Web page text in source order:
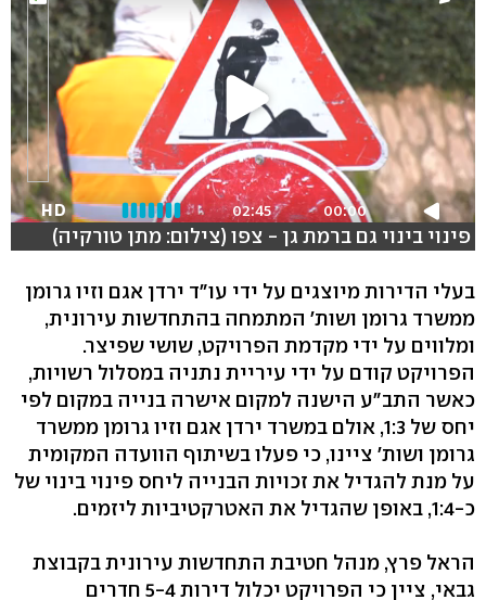
00:00
02:45
HD
פינוי בינוי גם ברמת גן - צפו (צילום: מתן טורקיה)
בעלי הדירות מיוצגים על ידי עו"ד ירדן אגם וזיו גרומן
ממשרד גרומן ושות' המתמחה בהתחדשות עירונית,
ומלווים על ידי מקדמת הפרויקט, שושי שפיצר.
הפרויקט קודם על ידי עיריית נתניה במסלול רשויות,
כאשר התב"ע הישנה למקום אישרה בנייה במקום לפי
יחס של 1:3, אולם במשרד ירדן אגם וזיו גרומן ממשרד
גרומן ושות' ציינו, כי פעלו בשיתוף הוועדה המקומית
על מנת להגדיל את זכויות הבנייה ליחס פינוי בינוי של
כ-1:4, באופן שהגדיל את האטרקטיביות ליזמים.
הראל פרץ, מנהל חטיבת התחדשות עירונית בקבוצת
גבאי, ציין כי הפרויקט יכלול דירות 5-4 חדרים